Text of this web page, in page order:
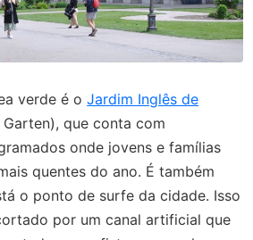
verde é oJardim Inglês de
Garten), que conta com
onde jovens e famílias
quentes do ano. É também
o ponto de surfe da cidade. Isso
por um canal artificial que